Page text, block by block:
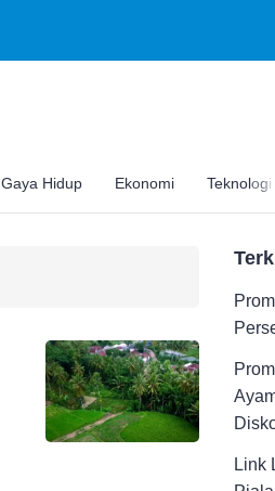
Gaya Hidup Ekonomi Teknologi
Link